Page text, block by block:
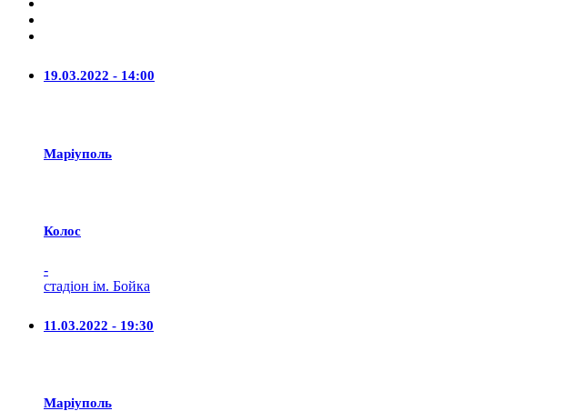
19.03.2022 - 14:00
Маріуполь
Колос
-
стадіон ім. Бойка
11.03.2022 - 19:30
Маріуполь